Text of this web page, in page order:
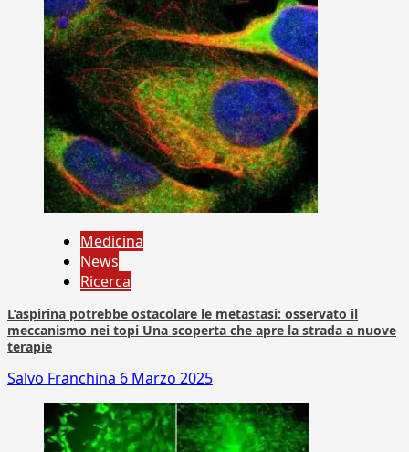
Medicina
News
Ricerca
L’aspirina potrebbe ostacolare le metastasi: osservato il
meccanismo nei topi Una scoperta che apre la strada a nuove
terapie
Salvo Franchina 6 Marzo 2025